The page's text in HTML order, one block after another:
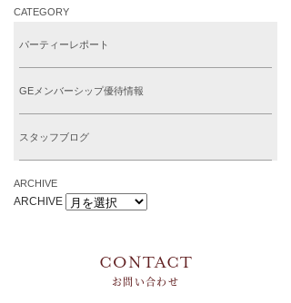
CATEGORY
パーティーレポート
GEメンバーシップ優待情報
スタッフブログ
ARCHIVE
ARCHIVE
お問い合わせ